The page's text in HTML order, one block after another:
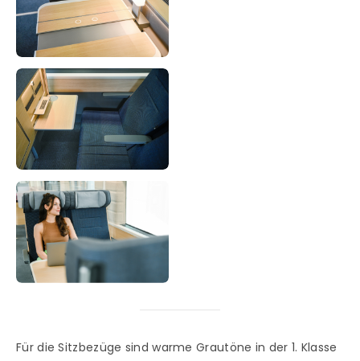
Für die Sitzbezüge sind warme Grautöne in der 1. Klasse